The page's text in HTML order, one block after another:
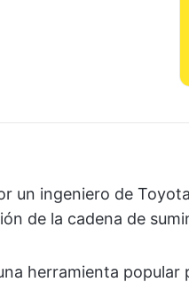
un ingeniero de
de la cadena de
herramienta popular